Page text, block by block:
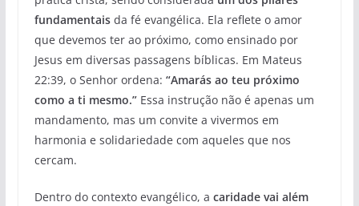
fundamentaisda fé evangélica. Ela reflete o amor
que devemos ter ao próximo, como ensinado por
Jesus em diversas passagens bíblicas. Em Mateus
22:39, o Senhor ordena: “Amarás ao teu próximo
como a ti mesmo.”Essa instrução não é apenas um
mandamento, mas um convite a vivermos em
harmonia e solidariedade com aqueles que nos
cercam.
Dentro do contexto evangélico, a caridade vai além